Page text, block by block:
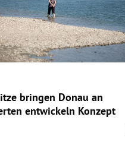
bringen Donau an
entwickeln Konzept